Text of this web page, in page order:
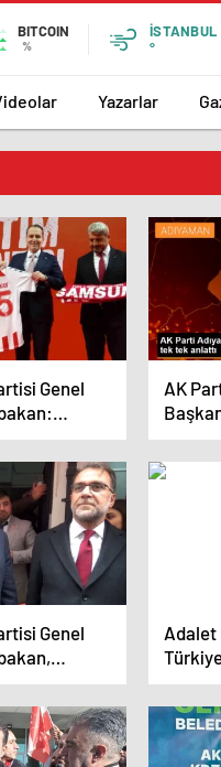
BITCOIN
%
İSTANBUL
°
Yazarlar
Genel
büyüyen
AK
Genel
bütçe ile
açıkladı
Adalet